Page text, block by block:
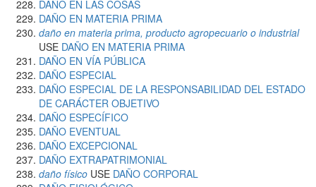
DAÑO EN LAS COSAS
DAÑO EN MATERIA PRIMA
daño en materia prima, producto agropecuario o industrial
USE DAÑO EN MATERIA PRIMA
DAÑO EN VÍA PÚBLICA
DAÑO ESPECIAL
DAÑO ESPECIAL DE LA RESPONSABILIDAD DEL ESTADO
DE CARÁCTER OBJETIVO
DAÑO ESPECÍFICO
DAÑO EVENTUAL
DAÑO EXCEPCIONAL
DAÑO EXTRAPATRIMONIAL
daño físico USE DAÑO CORPORAL